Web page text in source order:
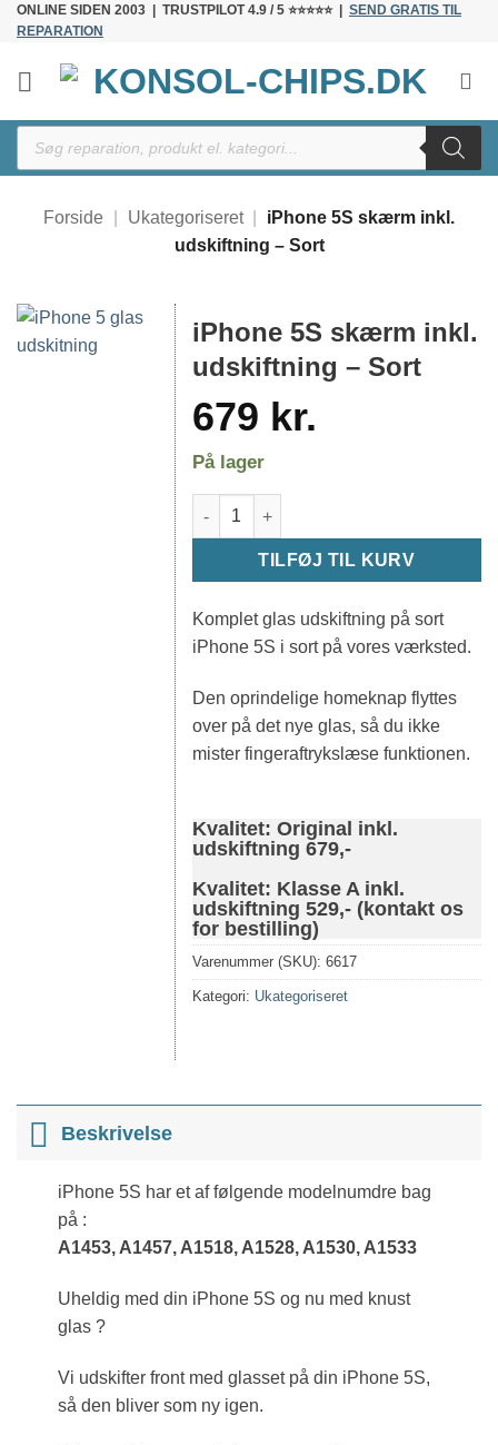
Fortsæt
indhold
ONLINE SIDEN 2003 | TRUSTPILOT 4.9 / 5 ⭐⭐⭐⭐⭐ | SEND GRATIS TIL
REPARATION
Products
search
Forside Ukategoriseret
iPhone 5S skærm inkl.
udskiftning – Sort
iPhone 5S skærm inkl.
udskiftning – Sort
679 kr.
På lager
iPhone 5S skærm inkl. udskiftning -
TILFØJ TIL KURV
Komplet glas udskiftning på sort
iPhone 5S i sort på vores værksted.
Den oprindelige homeknap flyttes
over på det nye glas, så du ikke
mister fingeraftrykslæse funktionen.
Kvalitet: Original inkl.
udskiftning 679,-
Kvalitet: Klasse A inkl.
udskiftning 529,- (kontakt os
for bestilling)
Varenummer (SKU): 6617
Kategori: Ukategoriseret
Beskrivelse
iPhone 5S har et af følgende modelnumdre bag
på :
A1453, A1457, A1518, A1528, A1530, A1533
Uheldig med din iPhone 5S og nu med knust
glas ?
Vi udskifter front med glasset på din iPhone 5S,
så den bliver som ny igen.